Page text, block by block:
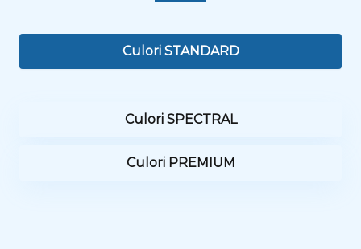
Culori STANDARD
Culori SPECTRAL
Culori PREMIUM